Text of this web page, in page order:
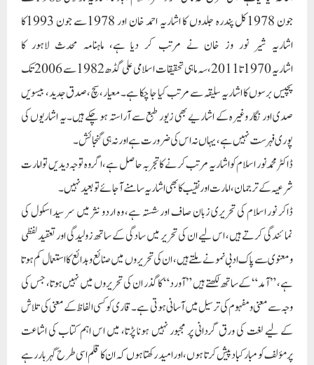
جون 1978کل پندرہ جلدوں کا اشاریہ احمد خان اور 1978سے جون 1993کا
اشاریہ شیر نور وز خان نے مرتب کر دیا ہے، ماہنامہ محدث لاہور کا
اشاریہ 1970تا2011، سہ ماہی تحقیقات اسلامی علی گڈھ1982سے 2006تک
پچیس برسوں کا اشاریہ سلیقہ سے مرتب کیا جا چکا ہے۔ معیار، سچ،صدق جدید، بیسویں
صدی اور نگار وغیرہ کے اشاریے بھی زیور طبع سے آراستہ ہو چکے ہیں۔یہ اشاریوں کی
پوری فہرست نہیں ہے، یہاں نہ اس کی ضرورت ہے اور نہ ہی گنجائش۔
ڈاکٹرمحمد نور اسلام کو اشاریہ مرتب کرنے کا تجربہ حاصل ہے، اگر وہ توجہ دیدیں تو امارت
شرعیہ کے ترجمان، امارت اور نقیب کا بھی اشاریہ سامنے آجائے تو بعید نہیں۔
ڈاکر نور اسلام کی تحریری زبان صاف اور شستہ ہے، وہ اردو نثر میں سر سید اسکول کی
نمائندگی کرتے ہیں، اس لیے ان کی تحریر میں سادگی کے ساتھ زولیدگی اور تعقید لفظی
ومعنوی سے پاک ادبی نمونے ملتے ہیں، ان کی تحریروں میں صنائع وبدائع کا استعمال کم ہوتا
ہے، ”آمد“ کے ساتھ لکھتے ہیں ”آورد“ کا گذر ان کی تحریروں میں نہیں ہوتا، جس کی
وجہ سے معنی ومفہوم کی ترسیل میں آسانی ہوتی ہے۔قاری کو کسی الفاظ کے معنی کی تلاش
کے لیے لغت کی ورق گردانی پر مجبور نہیں ہونا پڑتا، میں اس اہم کتاب کی اشاعت
پرمؤلف کو مبارکباد پیش کرتا ہوں، اور امید رکھتا ہوں کہ ان کا قلم اسی طرح گہربار رہے